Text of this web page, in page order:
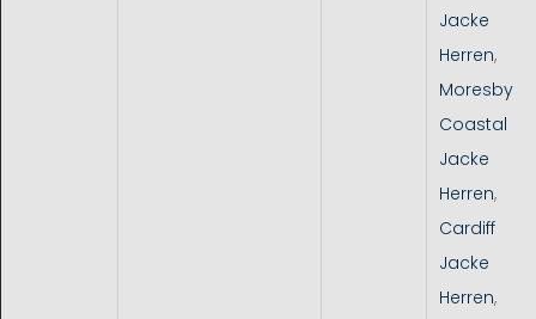
Jacke
Herren,
Moresby
Coastal
Jacke
Herren,
Cardiff
Jacke
Herren,